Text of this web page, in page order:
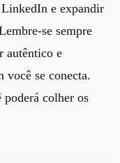
LinkedIn e expandir
se sempre
autêntico e
você se conecta.
poderá colher os